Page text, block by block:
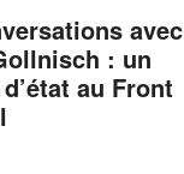
avec
: un
au Front